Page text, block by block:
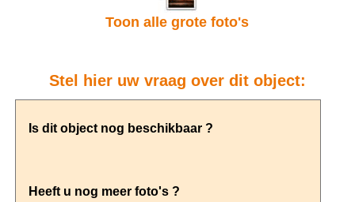
Toon alle grote foto's
Stel hier uw vraag over dit object: